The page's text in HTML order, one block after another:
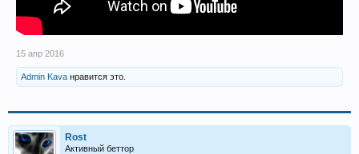
15 апр 2016
Admin Kava нравится это.
Rost
Активный беттор